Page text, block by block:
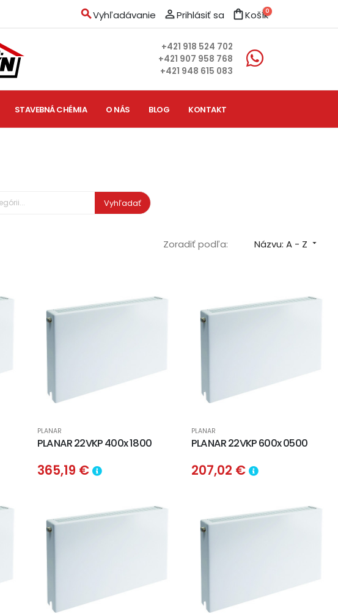
searchVyhľadávanie person_outlinePrihlásiť sa shopping_bagKošík0
+421 918 524 702
+421 907 958 768
+421 948 615 083
STAVEBNÁ CHÉMIA O NÁS BLOG KONTAKT
Vyhľadať
Zoradiť podľa: Názvu: A - Z 
PLANAR
PLANAR 22VKP 400x 1800
365,19 €
PLANAR
PLANAR 22VKP 600x 0500
207,02 €